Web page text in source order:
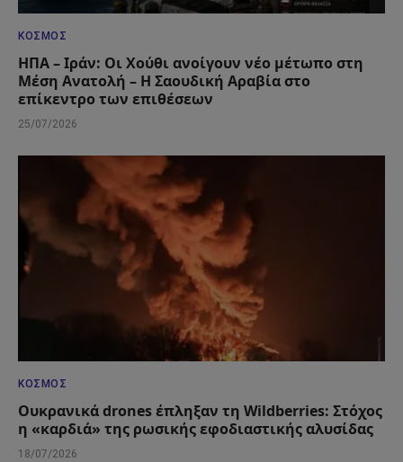
ΚΌΣΜΟΣ
ΗΠΑ – Ιράν: Οι Χούθι ανοίγουν νέο μέτωπο στη
Μέση Ανατολή – Η Σαουδική Αραβία στο
επίκεντρο των επιθέσεων
25/07/2026
ΚΌΣΜΟΣ
Ουκρανικά drones έπληξαν τη Wildberries: Στόχος
η «καρδιά» της ρωσικής εφοδιαστικής αλυσίδας
18/07/2026